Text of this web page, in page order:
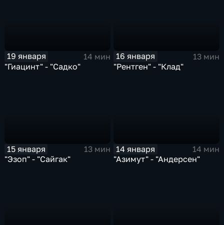
19 января
14 мин
"Гиацинт" - "Садко"
16 января
13 мин
"Рентген" - "Клад"
15 января
13 мин
"Эзоп" - "Сайгак"
14 января
14 мин
"Азимут" - "Андерсен"